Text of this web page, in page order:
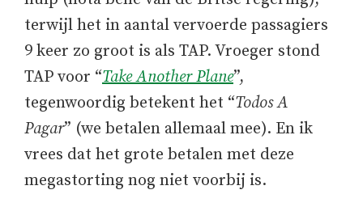
terwijl het in aantal vervoerde passagiers
9 keer zo groot is als TAP. Vroeger stond
TAP voor “Take Another Plane”,
tegenwoordig betekent het “Todos A
Pagar” (we betalen allemaal mee). En ik
vrees dat het grote betalen met deze
megastorting nog niet voorbij is.